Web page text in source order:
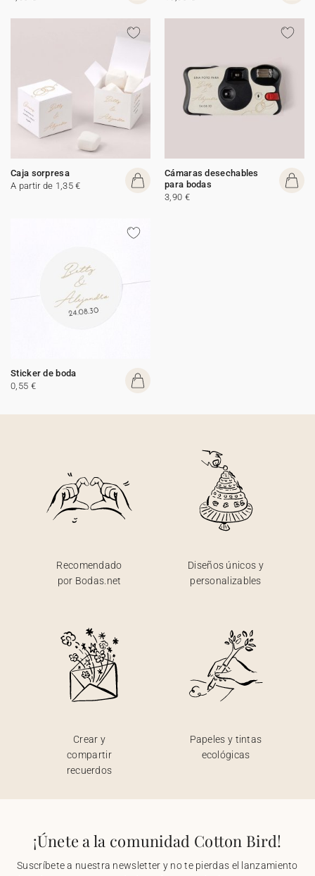
Caja sorpresa
A partir de 1,35 €
Cámaras desechables
para bodas
3,90 €
Sticker de boda
0,55 €
Recomendado
por Bodas.net
Diseños únicos y
personalizables
Crear y
compartir
recuerdos
Papeles y tintas
ecológicas
¡Únete a la comunidad Cotton Bird!
Suscríbete a nuestra newsletter y no te pierdas el lanzamiento